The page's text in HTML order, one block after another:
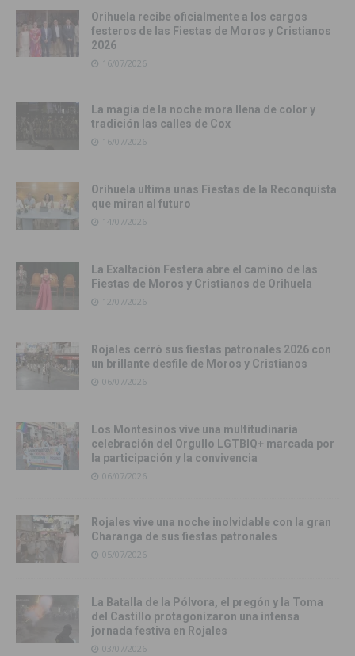
Orihuela recibe oficialmente a los cargos
festeros de las Fiestas de Moros y Cristianos
2026
16/07/2026
La magia de la noche mora llena de color y
tradición las calles de Cox
16/07/2026
Orihuela ultima unas Fiestas de la Reconquista
que miran al futuro
14/07/2026
La Exaltación Festera abre el camino de las
Fiestas de Moros y Cristianos de Orihuela
12/07/2026
Rojales cerró sus fiestas patronales 2026 con
un brillante desfile de Moros y Cristianos
06/07/2026
Los Montesinos vive una multitudinaria
celebración del Orgullo LGTBIQ+ marcada por
la participación y la convivencia
06/07/2026
Rojales vive una noche inolvidable con la gran
Charanga de sus fiestas patronales
05/07/2026
La Batalla de la Pólvora, el pregón y la Toma
del Castillo protagonizaron una intensa
jornada festiva en Rojales
03/07/2026